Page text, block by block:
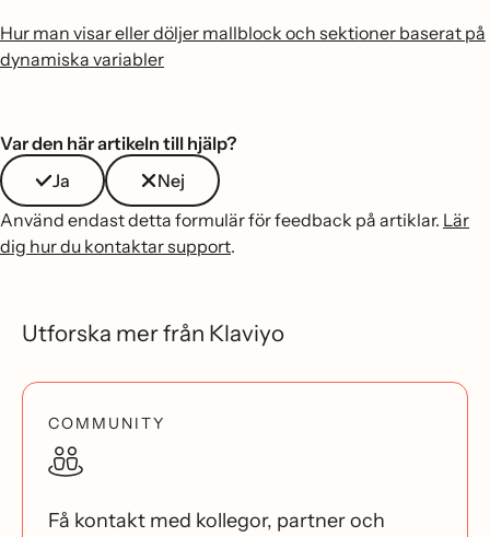
Hur man visar eller döljer mallblock och sektioner baserat på
dynamiska variabler
Var den här artikeln till hjälp?
Ja
Nej
Använd endast detta formulär för feedback på artiklar. Lär
dig hur du kontaktar support.
Utforska mer från Klaviyo
COMMUNITY
Få kontakt med kollegor, partner och